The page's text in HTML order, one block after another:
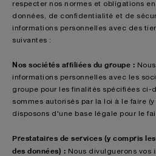
respecter nos normes et obligations
données, de confidentialité et de
informations personnelles avec des
suivantes :
Nos sociétés affiliées du groupe :
informations personnelles avec les
groupe pour les finalités spécifiées ci-
sommes autorisés par la loi à le faire
disposons d'une base légale pour le
Prestataires de services (y compris
des données) : Nous divulguerons vos